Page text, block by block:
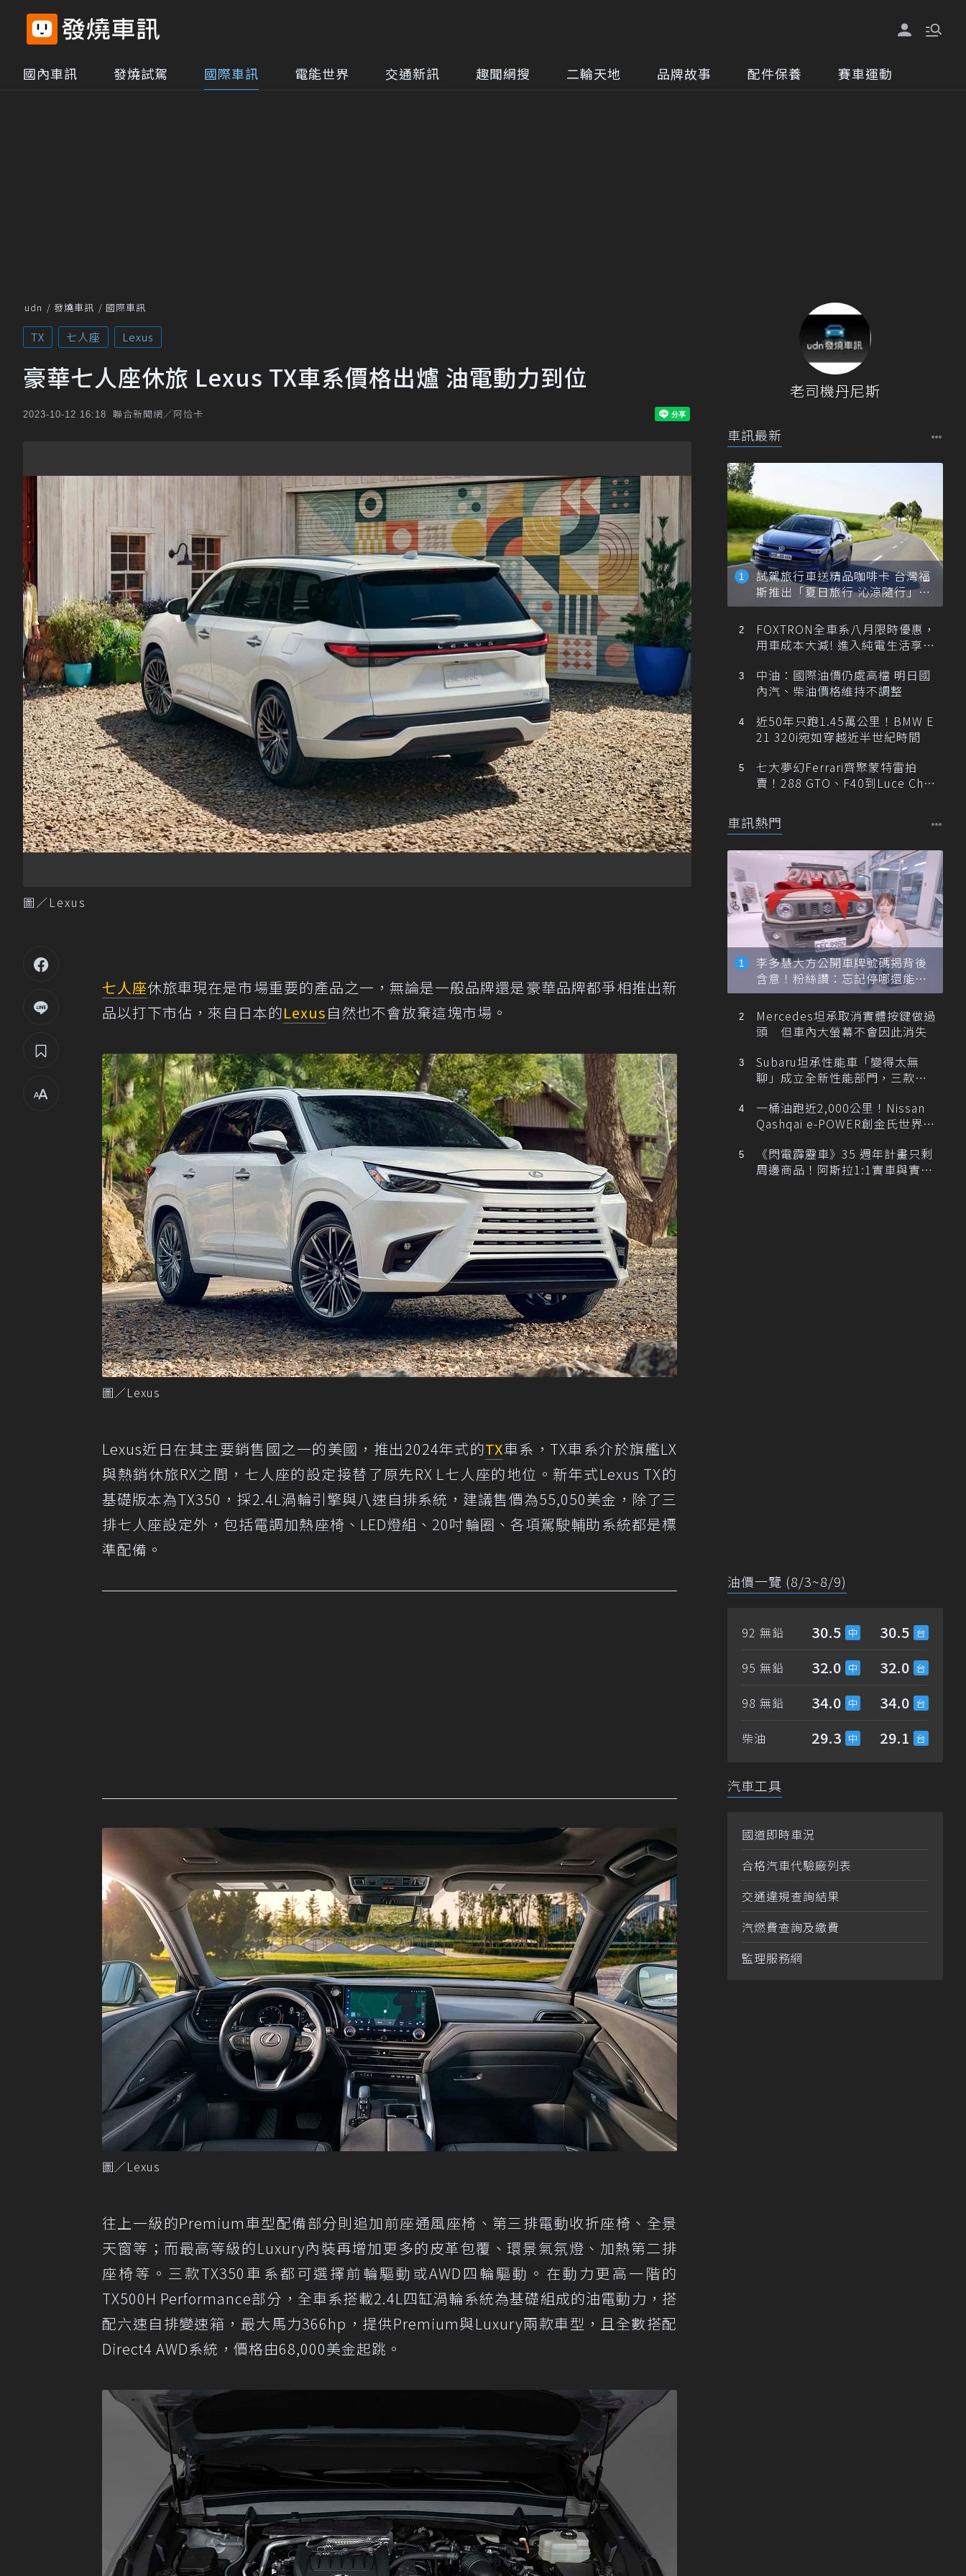
國內車訊 發燒試駕 國際車訊 電能世界 交通新訊 趣聞網搜 二輪天地 品牌故事 配件保養 賽車運動
udn 發燒車訊 國際車訊
TX 七人座 Lexus
豪華七人座休旅 Lexus TX車系價格出爐 油電動力到位
2023-10-12 16:18 聯合新聞網／阿恰卡
圖／Lexus
七人座休旅車現在是市場重要的產品之一，無論是一般品牌還是豪華品牌都爭相推出新
品以打下市佔，來自日本的Lexus自然也不會放棄這塊市場。
圖／Lexus
Lexus近日在其主要銷售國之一的美國，推出2024年式的TX車系，TX車系介於旗艦LX
與熱銷休旅RX之間，七人座的設定接替了原先RX L七人座的地位。新年式Lexus TX的
基礎版本為TX350，採2.4L渦輪引擎與八速自排系統，建議售價為55,050美金，除了三
排七人座設定外，包括電調加熱座椅、LED燈組、20吋輪圈、各項駕駛輔助系統都是標
準配備。
圖／Lexus
往上一級的Premium車型配備部分則追加前座通風座椅、第三排電動收折座椅、全景
天窗等；而最高等級的Luxury內裝再增加更多的皮革包覆、環景氣氛燈、加熱第二排
座椅等。三款TX350車系都可選擇前輪驅動或AWD四輪驅動。在動力更高一階的
TX500H Performance部分，全車系搭載2.4L四缸渦輪系統為基礎組成的油電動力，搭
配六速自排變速箱，最大馬力366hp，提供Premium與Luxury兩款車型，且全數搭配
Direct4 AWD系統，價格由68,000美金起跳。
老司機丹尼斯
車訊最新
試駕旅行車送精品咖啡卡 台灣福
斯推出「夏日旅行 沁涼隨行」活
動
FOXTRON全車系八月限時優惠，
用車成本大減! 進入純電生活享
中油：國際油價仍處高檔 明日國
內汽、柴油價格維持不調整
近50年只跑1.45萬公里！BMW E
21 320i宛如穿越近半世紀時間
七大夢幻Ferrari齊聚蒙特雷拍
賣！288 GTO、F40到Luce Cha
車訊熱門
李多慧大方公開車牌號碼揭背後
含意！粉絲讚：忘記停哪還能幫
忙找車
Mercedes坦承取消實體按鍵做過
頭 但車內大螢幕不會因此消失
Subaru坦承性能車「變得太無
聊」成立全新性能部門，三款手
一桶油跑近2,000公里！Nissan
Qashqai e-POWER創金氏世界紀
《閃電霹靂車》35 週年計畫只剩
周邊商品！阿斯拉1:1實車與實體
油價一覽 (8/3~8/9)
92 無鉛 30.5 30.5
95 無鉛 32.0 32.0
98 無鉛 34.0 34.0
柴油 29.3 29.1
汽車工具
國道即時車況
合格汽車代驗廠列表
交通違規查詢結果
汽燃費查詢及繳費
監理服務網